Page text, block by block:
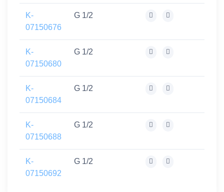
K-
07150676
G 1/2
K-
07150680
G 1/2
K-
07150684
G 1/2
K-
07150688
G 1/2
K-
07150692
G 1/2